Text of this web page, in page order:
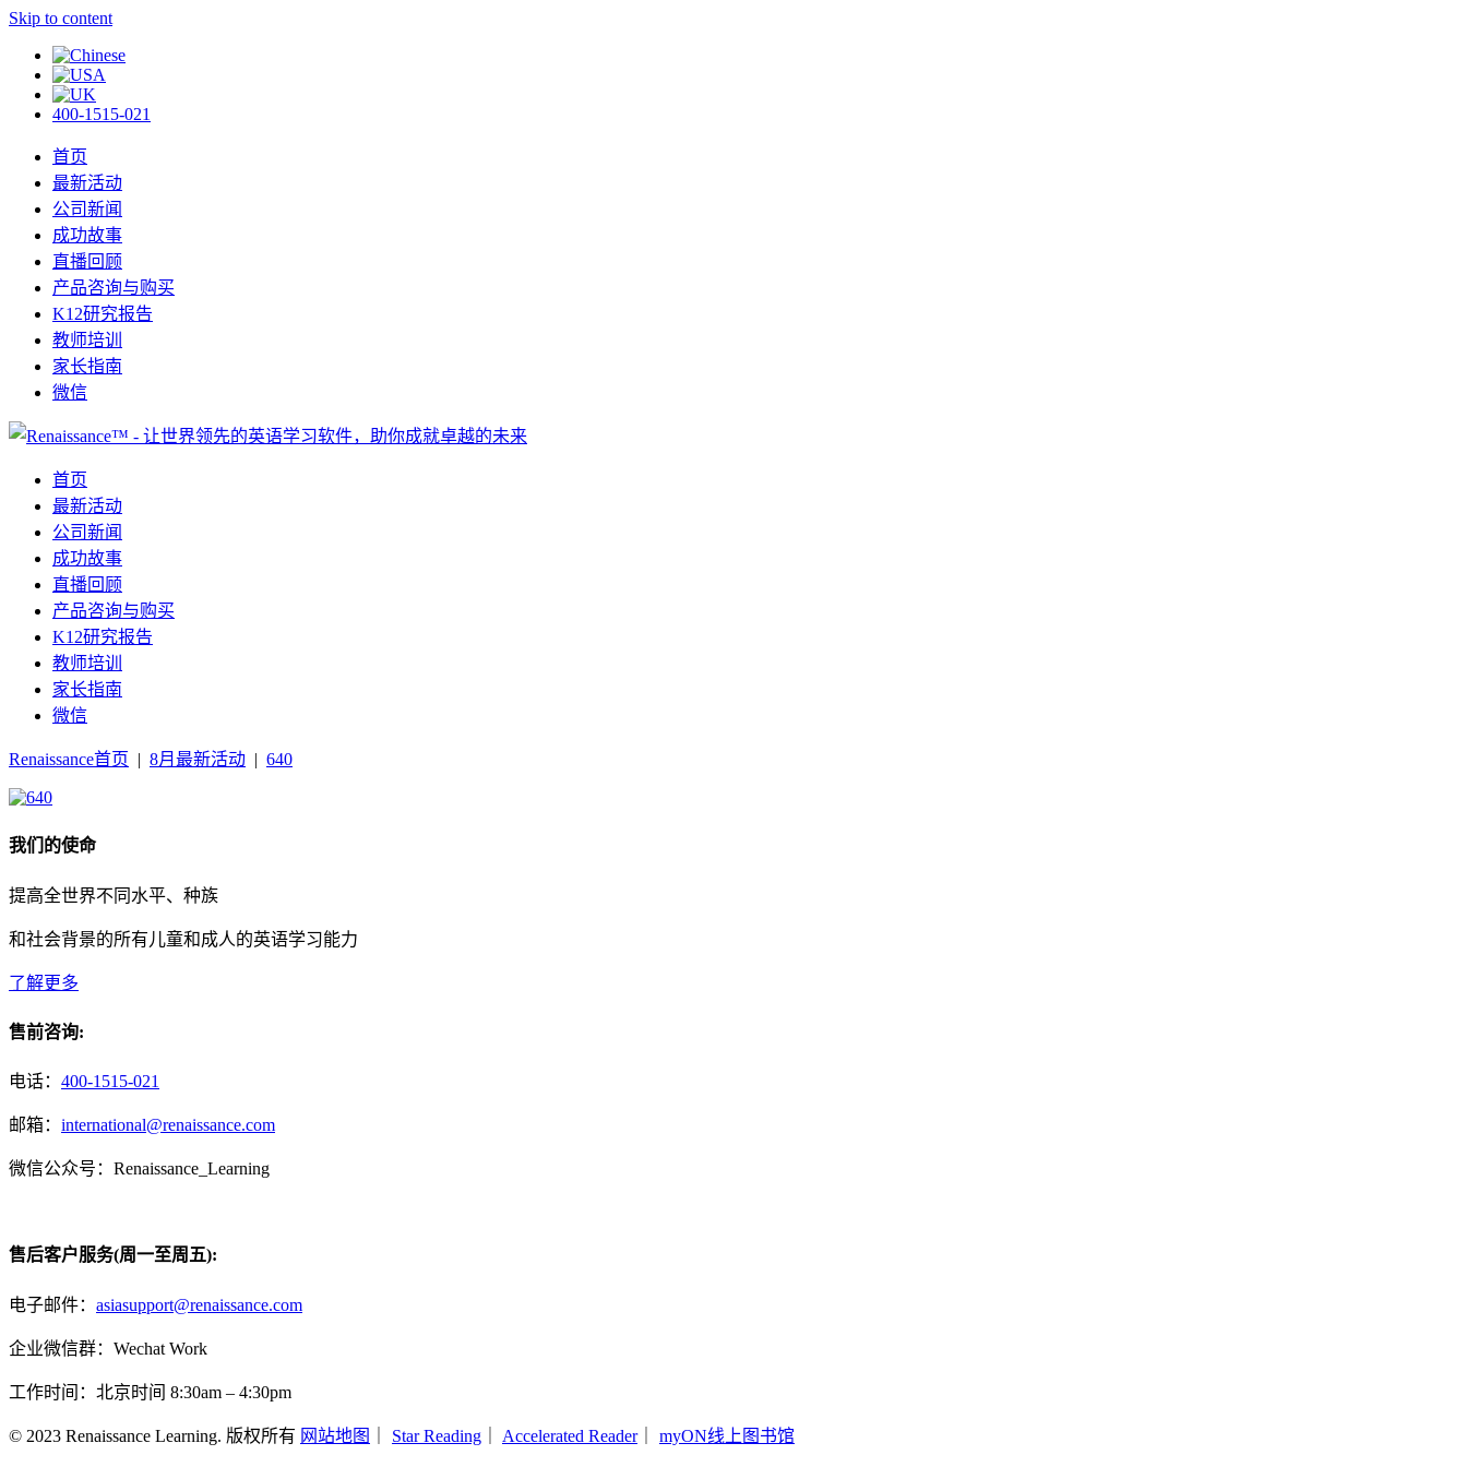
Skip to content
400-1515-021
首页
最新活动
公司新闻
成功故事
直播回顾
产品咨询与购买
K12研究报告
教师培训
家长指南
微信
首页
最新活动
公司新闻
成功故事
直播回顾
产品咨询与购买
K12研究报告
教师培训
家长指南
微信
Renaissance首页 | 8月最新活动 | 640
我们的使命
提高全世界不同水平、种族
和社会背景的所有儿童和成人的英语学习能力
了解更多
售前咨询:
电话： 400-1515-021
邮箱： international@renaissance.com
微信公众号：Renaissance_Learning
售后客户服务(周一至周五):
电子邮件： asiasupport@renaissance.com
企业微信群：Wechat Work
工作时间：北京时间 8:30am – 4:30pm
© 2023 Renaissance Learning. 版权所有 网站地图 Star Reading Accelerated Reader｜ myON线上图书馆